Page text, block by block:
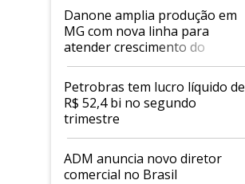
Danone amplia produção em
MG com nova linha para
atender crescimento do
mercado de alimentos
proteicos
Petrobras tem lucro líquido de
R$ 52,4 bi no segundo
trimestre
ADM anuncia novo diretor
comercial no Brasil